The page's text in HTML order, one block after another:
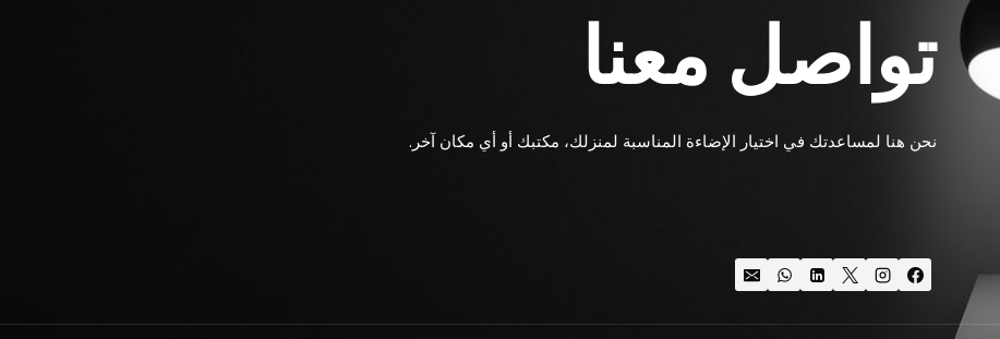
تواصل معنا
نحن هنا لمساعدتك في اختيار الإضاءة المناسبة لمنزلك، مكتبك أو أي مكان آخر.